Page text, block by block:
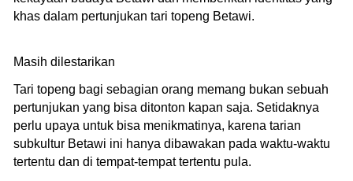
khas dalam pertunjukan tari topeng Betawi.
Masih dilestarikan
Tari topeng bagi sebagian orang memang bukan sebuah
pertunjukan yang bisa ditonton kapan saja. Setidaknya
perlu upaya untuk bisa menikmatinya, karena tarian
subkultur Betawi ini hanya dibawakan pada waktu-waktu
tertentu dan di tempat-tempat tertentu pula.